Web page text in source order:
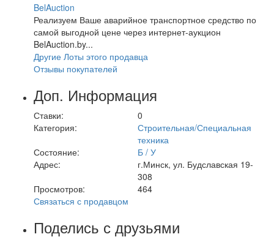
BelAuction
Реализуем Ваше аварийное транспортное средство по
самой выгодной цене через интернет-аукцион
BelAuction.by...
Другие Лоты этого продавца
Отзывы покупателей
Доп. Информация
Ставки:
0
Категория:
Строительная/Специальная
техника
Состояние:
Б / У
Адрес:
г.Минск, ул. Будславская 19-
308
Просмотров:
464
Связаться с продавцом
Поделись с друзьями